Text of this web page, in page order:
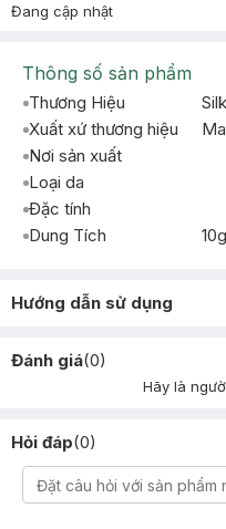
Đang cập nhật
Thông số sản phẩm
Thương Hiệu
Xuất xứ thương hiệu
Nơi sản xuất
Loại da
Đặc tính
Dung Tích
10g
Hướng dẫn sử dụng
Đánh giá(0)
Hãy là
Hỏi đáp(0)